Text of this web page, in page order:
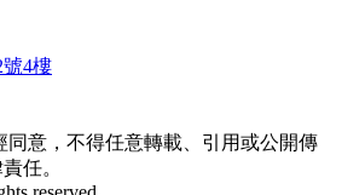
4樓
同意，不得任意轉載、引用或公開傳
任。